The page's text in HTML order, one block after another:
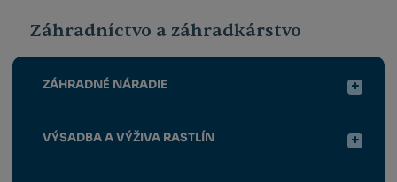
Záhradníctvo a záhradkárstvo
ZÁHRADNÉ NÁRADIE
VÝSADBA A VÝŽIVA RASTLÍN